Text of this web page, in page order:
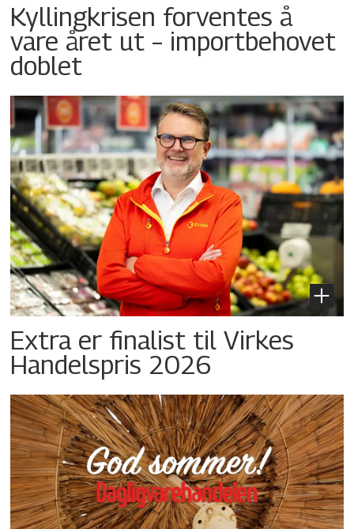
Kyllingkrisen forventes å
vare året ut – importbehovet
doblet
Extra er finalist til Virkes
Handelspris 2026